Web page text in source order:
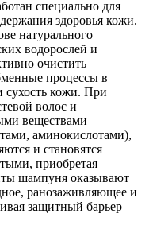
специально для
здоровья кожи.
натурального
водорослей и
очистить
процессы в
сухость кожи. При
волос и
веществами
аминокислотами),
и становятся
приобретая
шампуня оказывают
ранозаживляющее и
защитный барьер